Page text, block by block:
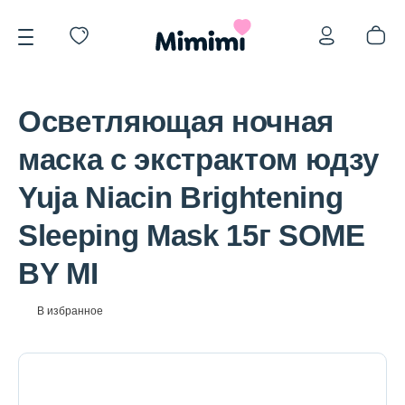
*OVERSTOCK -30%
Уход за лицом
Осветляющая ночная
маска с экстрактом юдзу
Yuja Niacin Brightening
Sleeping Mask 15г SOME
BY MI
В избранное